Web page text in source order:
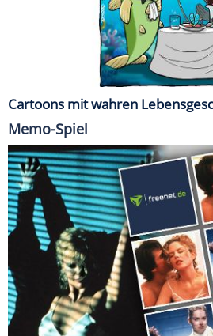
Cartoons mit wahren
Memo-Spiel